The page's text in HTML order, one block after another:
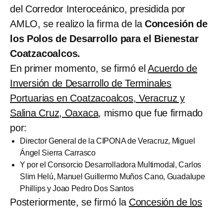
del Corredor Interoceánico, presidida por
AMLO, se realizo la firma de la Concesión de
los Polos de Desarrollo para el Bienestar
Coatzacoalcos.
En primer momento, se firmó elAcuerdo de
Inversión de Desarrollo de Terminales
Portuarias en Coatzacoalcos, Veracruz y
Salina Cruz, Oaxaca, mismo que fue firmado
por:
Director General de la CIPONA de Veracruz, Miguel
Ángel Sierra Carrasco
Y por el Consorcio Desarrolladora Multimodal, Carlos
Slim Helú, Manuel Guillermo Muños Cano, Guadalupe
Phillips y Joao Pedro Dos Santos
Posteriormente, se firmó la Concesión de los